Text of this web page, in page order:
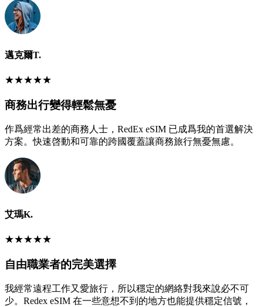
邁克爾T.
★★★★★
商務出行變得輕鬆無憂
作爲經常出差的商務人士，RedEx eSIM 已成爲我的首選解決
方案。快速啓動和可靠的跨國覆蓋讓商務旅行無憂無慮。
艾瑪K.
★★★★★
自由職業者的完美選擇
我經常遠程工作又愛旅行，所以穩定的網絡對我來說必不可
少。Redex eSIM 在一些意想不到的地方也能提供穩定信號，